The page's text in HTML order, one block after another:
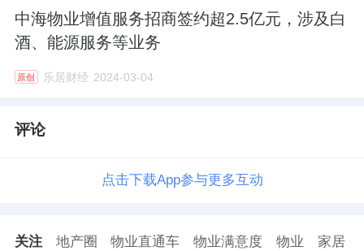
中海物业增值服务招商签约超2.5亿元，涉及白
酒、能源服务等业务
原创 乐居财经 2024-03-04
评论
点击下载App参与更多互动
关注 地产圈 物业直通车 物业满意度 物业 家居